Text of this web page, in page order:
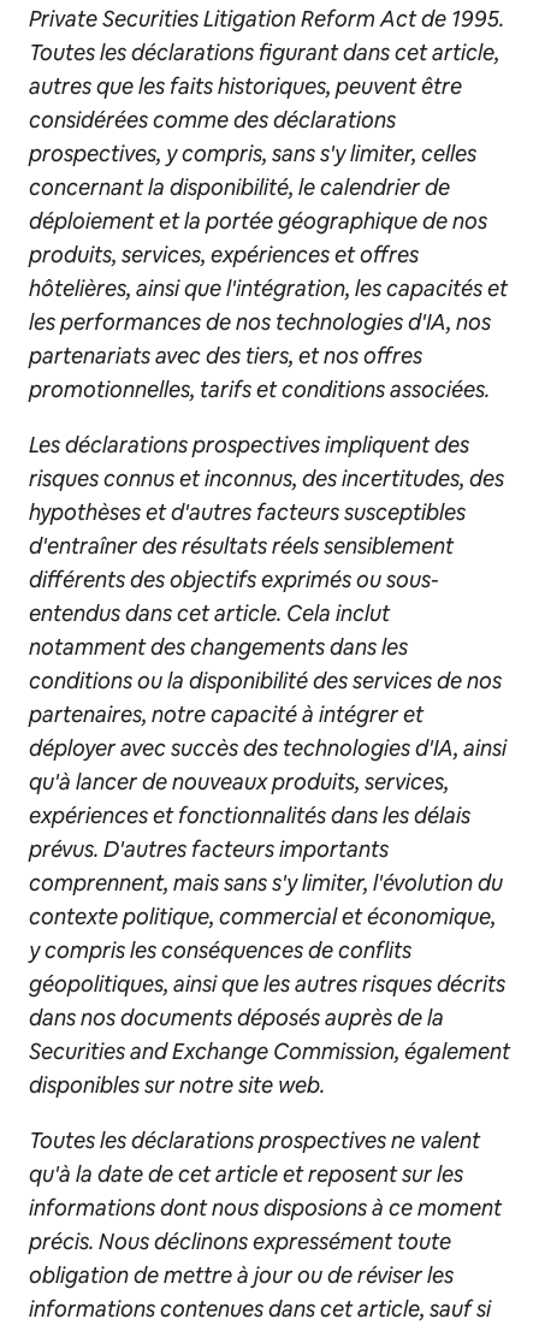
Private Securities Litigation Reform Act de 1995.
Toutes les déclarations figurant dans cet article,
autres que les faits historiques, peuvent être
considérées comme des déclarations
prospectives, y compris, sans s'y limiter, celles
concernant la disponibilité, le calendrier de
déploiement et la portée géographique de nos
produits, services, expériences et offres
hôtelières, ainsi que l'intégration, les capacités et
les performances de nos technologies d'IA, nos
partenariats avec des tiers, et nos offres
promotionnelles, tarifs et conditions associées.
Les déclarations prospectives impliquent des
risques connus et inconnus, des incertitudes, des
hypothèses et d'autres facteurs susceptibles
d'entraîner des résultats réels sensiblement
différents des objectifs exprimés ou sous-
entendus dans cet article. Cela inclut
notamment des changements dans les
conditions ou la disponibilité des services de nos
partenaires, notre capacité à intégrer et
déployer avec succès des technologies d'IA, ainsi
qu'à lancer de nouveaux produits, services,
expériences et fonctionnalités dans les délais
prévus. D'autres facteurs importants
comprennent, mais sans s'y limiter, l'évolution du
contexte politique, commercial et économique,
y compris les conséquences de conflits
géopolitiques, ainsi que les autres risques décrits
dans nos documents déposés auprès de la
Securities and Exchange Commission, également
disponibles sur notre site web.
Toutes les déclarations prospectives ne valent
qu'à la date de cet article et reposent sur les
informations dont nous disposions à ce moment
précis. Nous déclinons expressément toute
obligation de mettre à jour ou de réviser les
informations contenues dans cet article, sauf si